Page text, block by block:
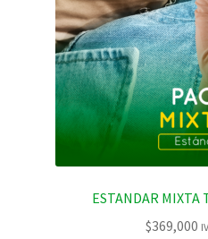
ESTANDAR MIXTA
$369,000